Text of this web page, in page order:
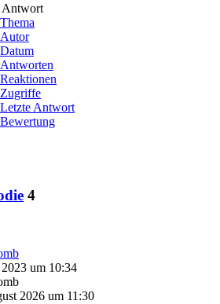
Antwort
Thema
Autor
Datum
Antworten
Reaktionen
Zugriffe
Letzte Antwort
Bewertung
4
um 10:34
2026 um 11:30